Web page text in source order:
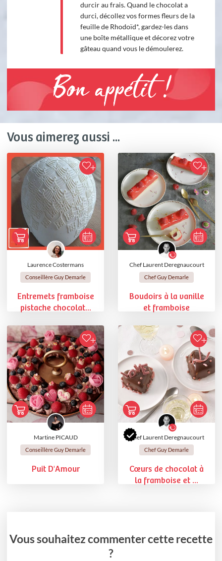
durcir au frais. Quand le chocolat a
durci, décollez vos formes fleurs de la
feuille de Rhodoïd*, gardez-les dans
une boîte métallique et décorez votre
gâteau quand vous le démoulerez.
Bon appétit !
Vous aimerez aussi ...
Laurence Costermans
Conseillère Guy Demarle
Entremets framboise
pistache chocolat...
Chef Laurent Deregnaucourt
Chef Guy Demarle
Boudoirs à la vanille
et framboise
Martine PICAUD
Conseillère Guy Demarle
Puit D'Amour
Chef Laurent Deregnaucourt
Chef Guy Demarle
Cœurs de chocolat à
la framboise et ...
Vous souhaitez commenter cette recette
?